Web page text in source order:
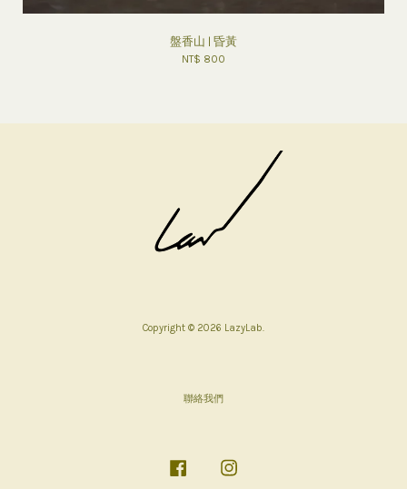
盤香山 | 昏黃
NT$ 800
Copyright © 2026 LazyLab.
聯絡我們
Facebook